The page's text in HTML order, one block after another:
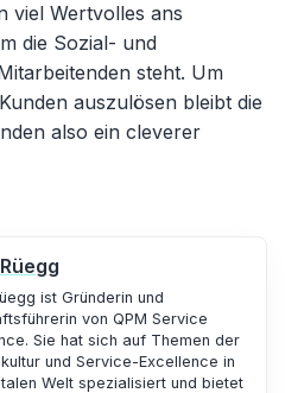
viel Wertvolles ans
die Sozial- und
steht. Um
auszulösen bleibt die
also ein cleverer
ist Gründerin und
von QPM Service
Sie hat sich auf Themen der
und Service-Excellence in
Welt spezialisiert und bietet